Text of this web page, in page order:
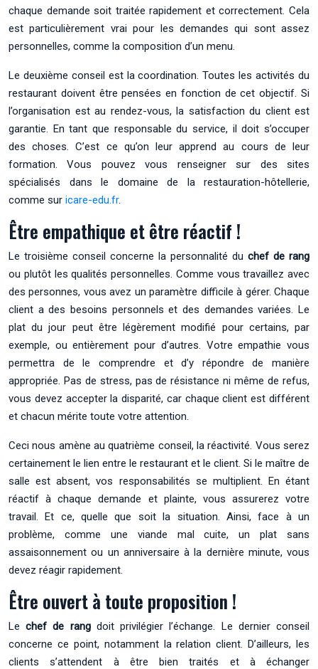
chaque demande soit traitée rapidement et correctement. Cela
est particulièrement vrai pour les demandes qui sont assez
personnelles, comme la composition d’un menu.
Le deuxième conseil est la coordination. Toutes les activités du
restaurant doivent être pensées en fonction de cet objectif. Si
l’organisation est au rendez-vous, la satisfaction du client est
garantie. En tant que responsable du service, il doit s’occuper
des choses. C’est ce qu’on leur apprend au cours de leur
formation. Vous pouvez vous renseigner sur des sites
spécialisés dans le domaine de la restauration-hôtellerie,
comme sur icare-edu.fr.
Être empathique et être réactif !
Le troisième conseil concerne la personnalité du chef de rang
ou plutôt les qualités personnelles. Comme vous travaillez avec
des personnes, vous avez un paramètre difficile à gérer. Chaque
client a des besoins personnels et des demandes variées. Le
plat du jour peut être légèrement modifié pour certains, par
exemple, ou entièrement pour d’autres. Votre empathie vous
permettra de le comprendre et d’y répondre de manière
appropriée. Pas de stress, pas de résistance ni même de refus,
vous devez accepter la disparité, car chaque client est différent
et chacun mérite toute votre attention.
Ceci nous amène au quatrième conseil, la réactivité. Vous serez
certainement le lien entre le restaurant et le client. Si le maître de
salle est absent, vos responsabilités se multiplient. En étant
réactif à chaque demande et plainte, vous assurerez votre
travail. Et ce, quelle que soit la situation. Ainsi, face à un
problème, comme une viande mal cuite, un plat sans
assaisonnement ou un anniversaire à la dernière minute, vous
devez réagir rapidement.
Être ouvert à toute proposition !
Lechef de rangdoit privilégier l’échange. Le dernier conseil
concerne ce point, notamment la relation client. D’ailleurs, les
clients s’attendent à être bien traités et à échanger